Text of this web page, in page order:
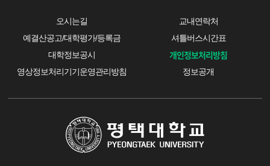
오시는길
교내연락처
예결산공고/대학평가/등록금
셔틀버스시간표
대학정보공시
개인정보처리방침
영상정보처리기기운영관리방침 정보공개